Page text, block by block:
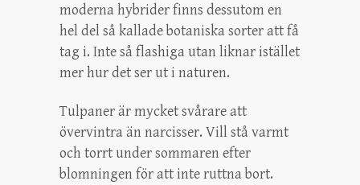
moderna hybrider finns dessutom en
hel del så kallade botaniska sorter att få
tag i. Inte så flashiga utan liknar istället
mer hur det ser ut i naturen.
Tulpaner är mycket svårare att
övervintra än narcisser. Vill stå varmt
och torrt under sommaren efter
blomningen för att inte ruttna bort.